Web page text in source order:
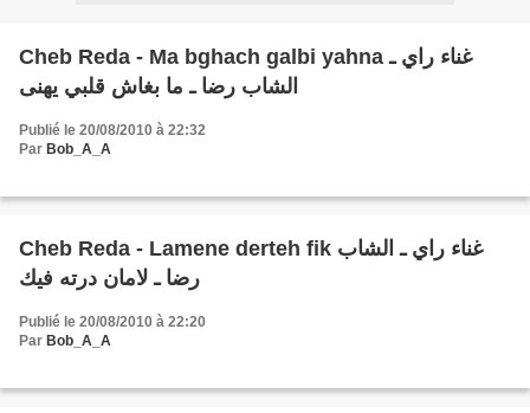
Cheb Reda - Ma bghach galbi yahna غناء راي ـ
الشاب رضا ـ ما بغاش قلبي يهنى
Publié le 20/08/2010 à 22:32
Par Bob_A_A
Cheb Reda - Lamene derteh fik غناء راي ـ الشاب
رضا ـ لامان درته فيك
Publié le 20/08/2010 à 22:20
Par Bob_A_A